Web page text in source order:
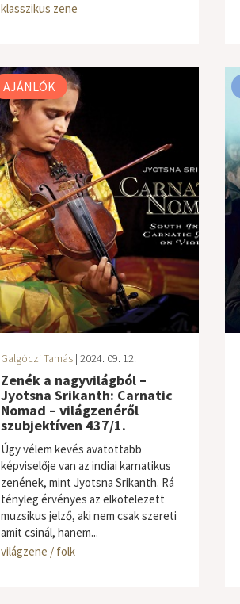
klasszikus zene
AJÁNLÓK
Galgóczi Tamás| 2024. 09. 12.
Zenék a nagyvilágból –
Jyotsna Srikanth: Carnatic
Nomad – világzenéről
szubjektíven 437/1.
Úgy vélem kevés avatottabb
képviselője van az indiai karnatikus
zenének, mint Jyotsna Srikanth. Rá
tényleg érvényes az elkötelezett
muzsikus jelző, aki nem csak szereti
amit csinál, hanem...
világzene / folk